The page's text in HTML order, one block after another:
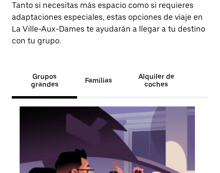
Tanto si necesitas más espacio como si requieres
adaptaciones especiales, estas opciones de viaje en
La Ville-Aux-Dames te ayudarán a llegar a tu destino
con tu grupo.
Grupos
grandes
Familias
Alquiler de
coches